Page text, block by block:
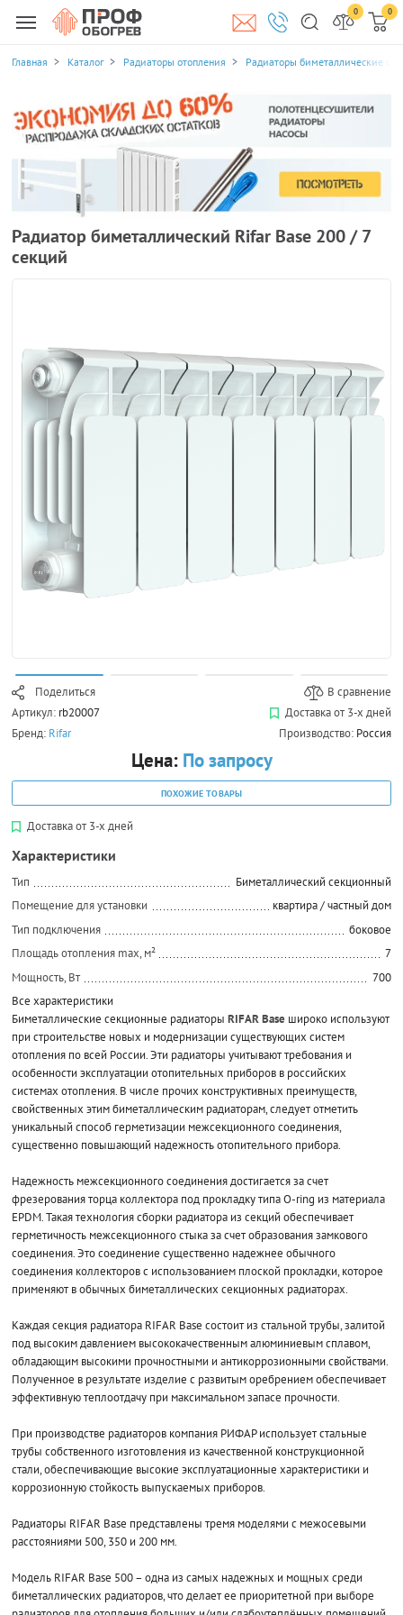
0 0
Главная Каталог Радиаторы отопления Радиаторы биметаллические
Радиатор биметаллический Rifar Base 200 / 7
секций
Поделиться
В сравнение
Артикул: rb20007
Доставка от 3-х дней
Бренд: Rifar Производство: Россия
Цена: По запросу
ПОХОЖИЕ ТОВАРЫ
Доставка от 3-х дней
Характеристики
Тип
Биметаллический секционный
Помещение для установки
квартира / частный дом
Тип подключения
боковое
Площадь отопления max, м²
7
Мощность, Вт
700
Все характеристики
Биметаллические секционные радиаторы RIFAR Base широко используют
при строительстве новых и модернизации существующих систем
отопления по всей России. Эти радиаторы учитывают требования и
особенности эксплуатации отопительных приборов в российских
системах отопления. В числе прочих конструктивных преимуществ,
свойственных этим биметаллическим радиаторам, следует отметить
уникальный способ герметизации межсекционного соединения,
существенно повышающий надежность отопительного прибора.
Надежность межсекционного соединения достигается за счет
фрезерования торца коллектора под прокладку типа O-ring из материала
EPDM. Такая технология сборки радиатора из секций обеспечивает
герметичность межсекционного стыка за счет образования замкового
соединения. Это соединение существенно надежнее обычного
соединения коллекторов с использованием плоской прокладки, которое
применяют в обычных биметаллических секционных радиаторах.
Каждая секция радиатора RIFAR Base состоит из стальной трубы, залитой
под высоким давлением высококачественным алюминиевым сплавом,
обладающим высокими прочностными и антикоррозионными свойствами.
Полученное в результате изделие с развитым оребрением обеспечивает
эффективную теплоотдачу при максимальном запасе прочности.
При производстве радиаторов компания РИФАР использует стальные
трубы собственного изготовления из качественной конструкционной
стали, обеспечивающие высокие эксплуатационные характеристики и
коррозионную стойкость выпускаемых приборов.
Радиаторы RIFAR Base представлены тремя моделями с межосевыми
расстояниями 500, 350 и 200 мм.
Модель RIFAR Base 500 – одна из самых надежных и мощных среди
биметаллических радиаторов, что делает ее приоритетной при выборе